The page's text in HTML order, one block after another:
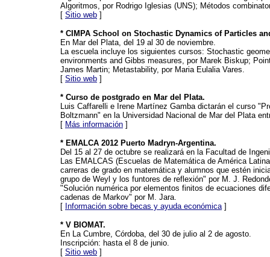
Algoritmos, por Rodrigo Iglesias (UNS); Métodos
[ Sitio web ]
* CIMPA School on Stochastic Dynamics of Particles
En Mar del Plata, del 19 al 30 de noviembre.
La escuela incluye los siguientes cursos: Stochastic
environments and Gibbs measures, por Marek Biskup;
James Martin; Metastability, por Maria Eulalia Vares.
[ Sitio web ]
* Curso de postgrado en Mar del Plata.
Luis Caffarelli e Irene Martínez Gamba dictarán el curso
Boltzmann" en la Universidad Nacional de Mar del Plata
[ Más información ]
* EMALCA 2012 Puerto Madryn-Argentina.
Del 15 al 27 de octubre se realizará en la Facultad de
Las EMALCAS (Escuelas de Matemática de América
carreras de grado en matemática y alumnos que estén
grupo de Weyl y los funtores de reflexión" por M. J.
"Solución numérica por elementos finitos de ecuaciones
cadenas de Markov" por M. Jara.
[ Información sobre becas y ayuda económica]
* V BIOMAT.
En La Cumbre, Córdoba, del 30 de julio al 2 de agosto.
Inscripción: hasta el 8 de junio.
[ Sitio web ]